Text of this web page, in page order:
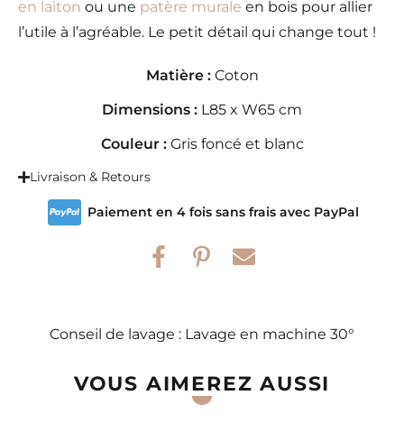
en laiton ou une patère murale en bois pour allier
l’utile à l’agréable. Le petit détail qui change tout !
Matière :Coton
Dimensions : L85 x W65 cm
Couleur :Gris foncé et blanc
Livraison & Retours
Paiement en 4 fois sans frais avec PayPal
Conseil de lavage : Lavage en machine 30°
VOUS AIMEREZ AUSSI